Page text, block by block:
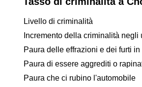
Livello di criminalità
Incremento della criminalità negli
Paura delle effrazioni e dei furti in
Paura di essere aggrediti o
Paura che ci rubino l'automobile